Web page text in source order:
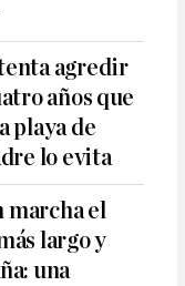
agredir
años que
playa de
lo evita
marcha el
largo y
una